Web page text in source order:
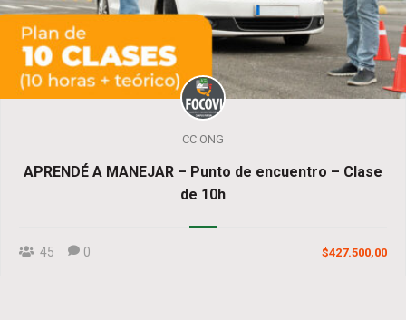
CC ONG
APRENDÉ A MANEJAR – Punto de encuentro – Clase
de 10h
45 0 $427.500,00